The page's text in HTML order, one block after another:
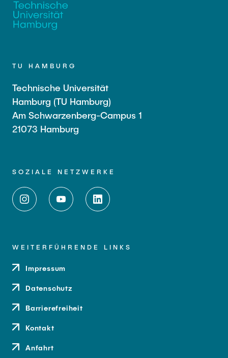
TU HAMBURG
Technische Universität
Hamburg (TU Hamburg)
Am Schwarzenberg-Campus 1
21073 Hamburg
SOZIALE NETZWERKE
WEITERFÜHRENDE LINKS
Impressum
Datenschutz
Barrierefreiheit
Kontakt
Anfahrt